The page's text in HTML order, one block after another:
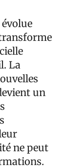
La
un
ne peut